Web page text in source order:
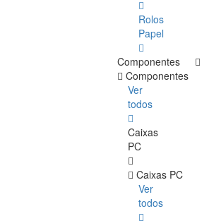
Rolos
Papel
Componentes
Componentes
Ver
todos
Caixas
PC
Caixas PC
Ver
todos